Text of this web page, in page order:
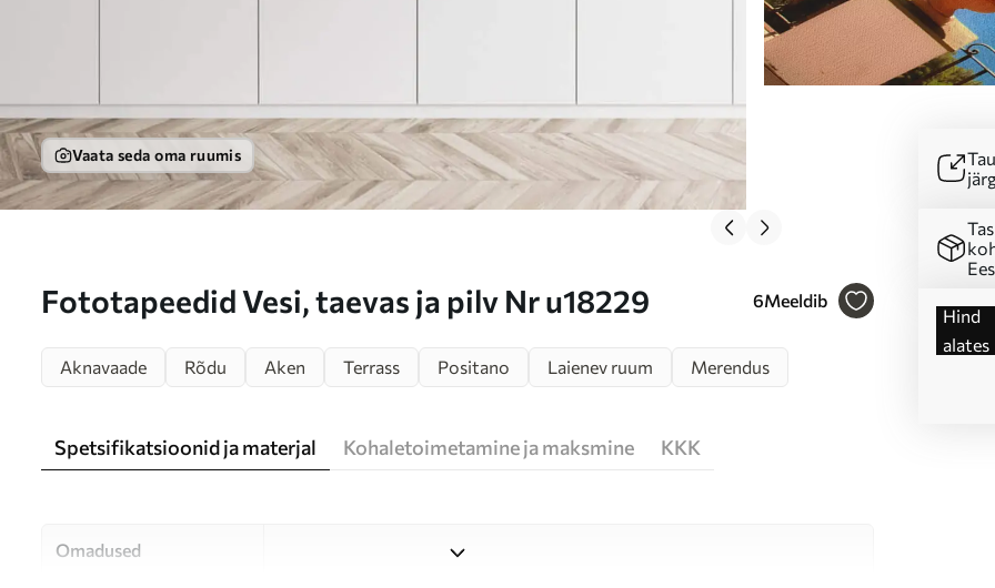
Vaata seda oma ruumis
Fototapeedid Vesi, taevas ja pilv Nr u18229 6Meeldib
Hind
alates
Aknavaade
Rõdu Aken Terrass Positano Laienev ruum Merendus
Spetsifikatsioonid ja materjal Kohaletoimetamine ja maksmine KKK
Omadused